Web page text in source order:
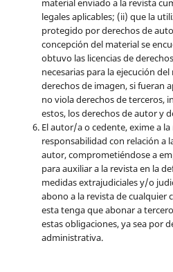
material enviado a la revista
legales aplicables; (ii) que la
protegido por derechos de
concepción del material se
obtuvo las licencias de
necesarias para la ejecución
derechos de imagen, si fueran
no viola derechos de terceros,
estos, los derechos de autor y
El autor/a o cedente, exime a
responsabilidad con relación a
autor, comprometiéndose a
para auxiliar a la revista en la
medidas extrajudiciales y/o
abono a la revista de cualquier
esta tenga que abonar a
estas obligaciones, ya sea por
administrativa.